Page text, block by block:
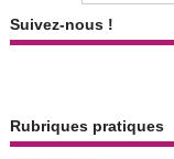
Suivez-nous !
Rubriques pratiques